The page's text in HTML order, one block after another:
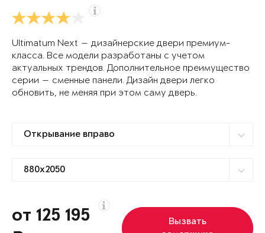
Ultimatum Next — дизайнерские двери премиум-
класса. Все модели разработаны с учетом
актуальных трендов. Дополнительное преимущество
серии — сменные панели. Дизайн двери легко
обновить, не меняя при этом саму дверь.
от 125 195
Вызвать